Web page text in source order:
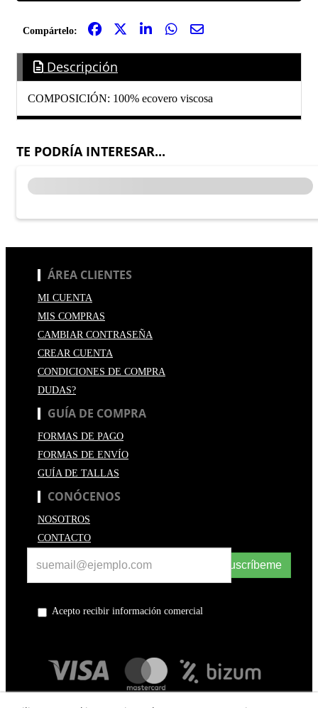
Compártelo:
Descripción
COMPOSICIÓN: 100% ecovero viscosa
TE PODRÍA INTERESAR...
ÁREA CLIENTES
MI CUENTA
MIS COMPRAS
CAMBIAR CONTRASEÑA
CREAR CUENTA
CONDICIONES DE COMPRA
DUDAS?
GUÍA DE COMPRA
FORMAS DE PAGO
FORMAS DE ENVÍO
GUÍA DE TALLAS
CONÓCENOS
NOSOTROS
CONTACTO
Suscríbeme
Acepto recibir información comercial